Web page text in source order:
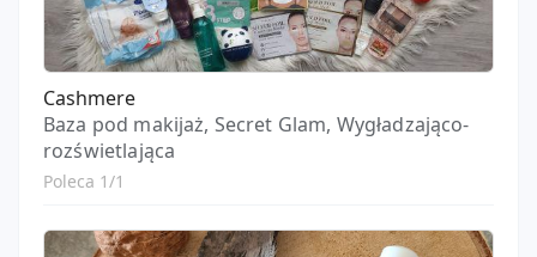
Cashmere
Baza pod makijaż, Secret Glam, Wygładzająco-
rozświetlająca
Poleca 1/1